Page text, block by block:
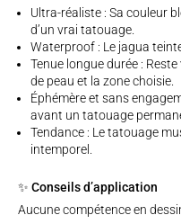
Ultra-réaliste : Sa couleur
d’un vrai tatouage.
Waterproof : Le jagua
Tenue longue durée :
de peau et la zone choisie.
Éphémère et sans
avant un tatouage
Tendance : Le tatouage
intemporel.
✨ Conseils d’application
Aucune compétence en